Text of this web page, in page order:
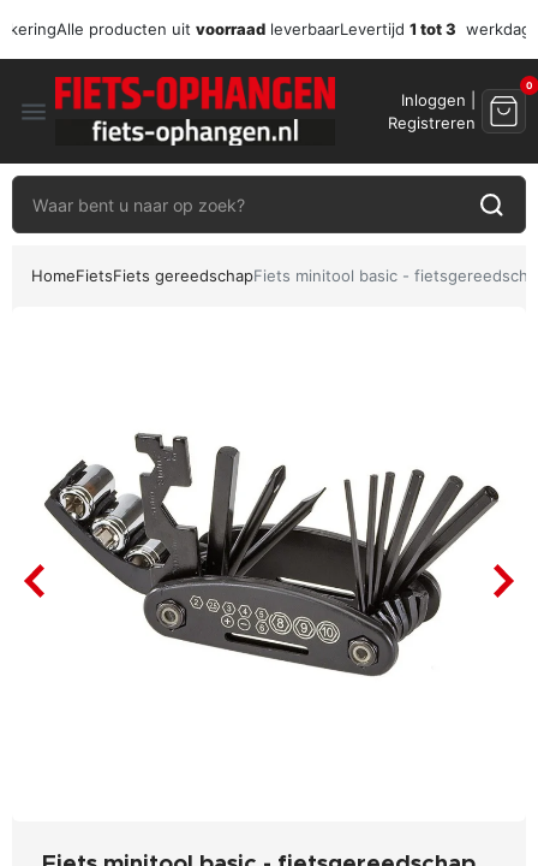
Alle producten uit voorraad leverbaarLevertijd 1 tot 3
menu
Inloggen |
Registreren
0
HomeFietsFiets gereedschapFiets minitool basic -